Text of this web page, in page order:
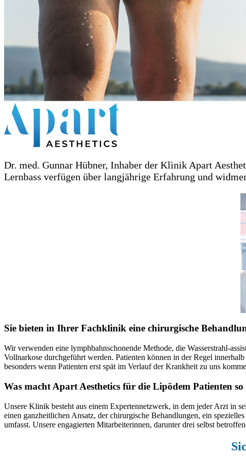
Dr. med. Gunnar Hübner, Inhaber der Klinik Apart
Lernbass verfügen über langjährige Erfahrung und
Sie bieten in Ihrer Fachklinik eine chirurgische
Wir verwenden eine lymphbahnschonende Methode, die Wasserstrahl-
Vollnarkose durchgeführt werden. Patienten können in der Regel
besonders wenn Patienten erst spät im Verlauf der Krankheit zu uns
Was macht Apart Aesthetics für die Lipödem Patienten so
Unsere Klinik besteht aus einem Expertennetzwerk, in dem jeder Arzt in
einen ganzheitlichen Ansatz, der chirurgische Behandlungen, ein
umfasst. Unsere engagierten Mitarbeiterinnen, darunter drei selbst